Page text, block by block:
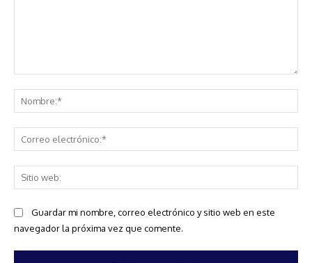
Guardar mi nombre, correo electrónico y sitio web en este
navegador la próxima vez que comente.